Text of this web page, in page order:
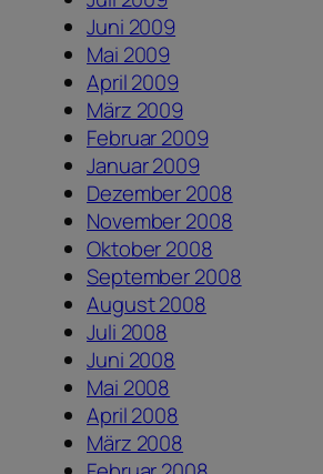
Juni 2009
Mai 2009
April 2009
März 2009
Februar 2009
Januar 2009
Dezember 2008
November 2008
Oktober 2008
September 2008
August 2008
Juli 2008
Juni 2008
Mai 2008
April 2008
März 2008